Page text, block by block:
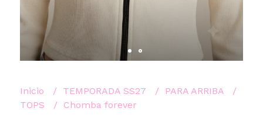
Inicio TEMPORADA SS27
PARA ARRIBA
TOPS
Chomba forever